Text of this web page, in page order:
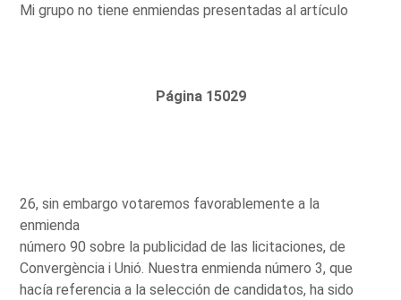
Mi grupo no tiene enmiendas presentadas al artículo
Página 15029
26, sin embargo votaremos favorablemente a la
enmienda
número 90 sobre la publicidad de las licitaciones, de
Convergència i Unió. Nuestra enmienda número 3, que
hacía referencia a la selección de candidatos, ha sido